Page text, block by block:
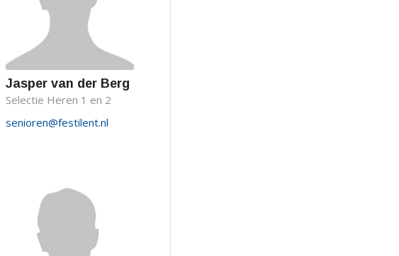
Jasper van der Berg
Selectie Heren 1 en 2
senioren@festilent.nl